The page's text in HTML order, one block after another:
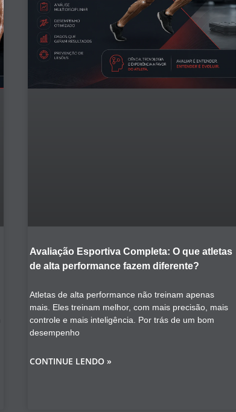
Avaliação Esportiva Completa: O que atletas
de alta performance fazem diferente?
Atletas de alta performance não treinam apenas
mais. Eles treinam melhor, com mais precisão, mais
controle e mais inteligência. Por trás de um bom
desempenho
CONTINUE LENDO »